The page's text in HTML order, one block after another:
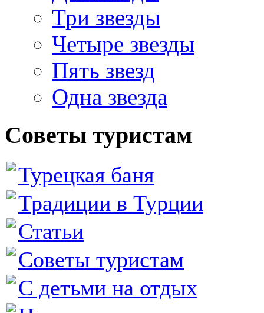
Три звезды
Четыре звезды
Пять звезд
Одна звезда
Советы туристам
Турецкая баня
Традиции в Турции
Статьи
Советы туристам
С детьми на отдых